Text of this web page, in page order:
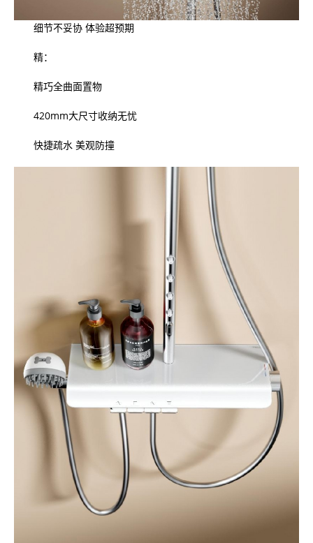
细节不妥协 体验超预期
精：
精巧全曲面置物
420mm大尺寸收纳无忧
快捷疏水 美观防撞